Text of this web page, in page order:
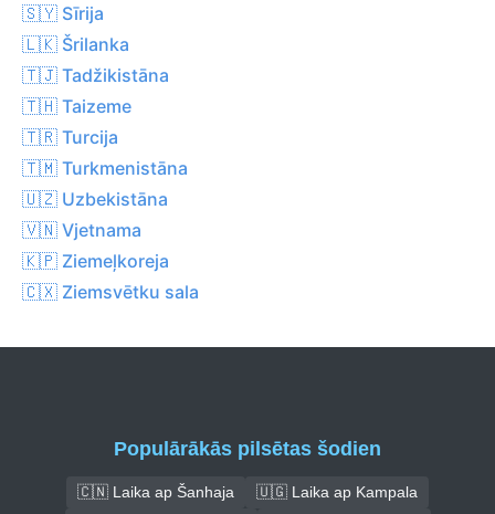
🇸🇾 Sīrija
🇱🇰 Šrilanka
🇹🇯 Tadžikistāna
🇹🇭 Taizeme
🇹🇷 Turcija
🇹🇲 Turkmenistāna
🇺🇿 Uzbekistāna
🇻🇳 Vjetnama
🇰🇵 Ziemeļkoreja
🇨🇽 Ziemsvētku sala
Populārākās pilsētas šodien
🇨🇳 Laika ap Šanhaja
🇺🇬 Laika ap Kampala